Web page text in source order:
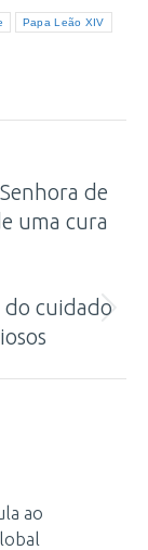
Papa Leão XIV
de
uma cura
do cuidado
ao